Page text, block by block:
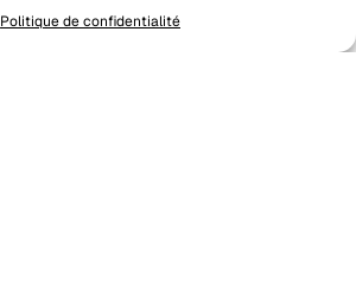
Politique de confidentialité